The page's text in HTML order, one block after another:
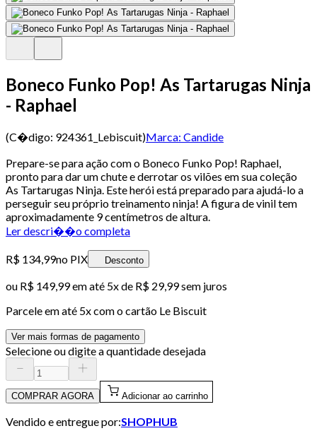
Boneco Funko Pop! As Tartarugas Ninja
- Raphael
(C�digo: 924361_Lebiscuit)Marca: Candide
Prepare-se para ação com o Boneco Funko Pop! Raphael,
pronto para dar um chute e derrotar os vilões em sua coleção
As Tartarugas Ninja. Este herói está preparado para ajudá-lo a
perseguir seu próprio treinamento ninja! A figura de vinil tem
aproximadamente 9 centímetros de altura.
Ler descri��o completa
R$ 134,99no PIX Desconto
ou R$ 149,99em até 5x de R$ 29,99 sem juros
Parcele em até 5x com o cartão Le Biscuit
Ver mais formas de pagamento
Selecione ou digite a quantidade desejada
COMPRAR AGORA Adicionar ao carrinho
Vendido e entregue por:SHOPHUB